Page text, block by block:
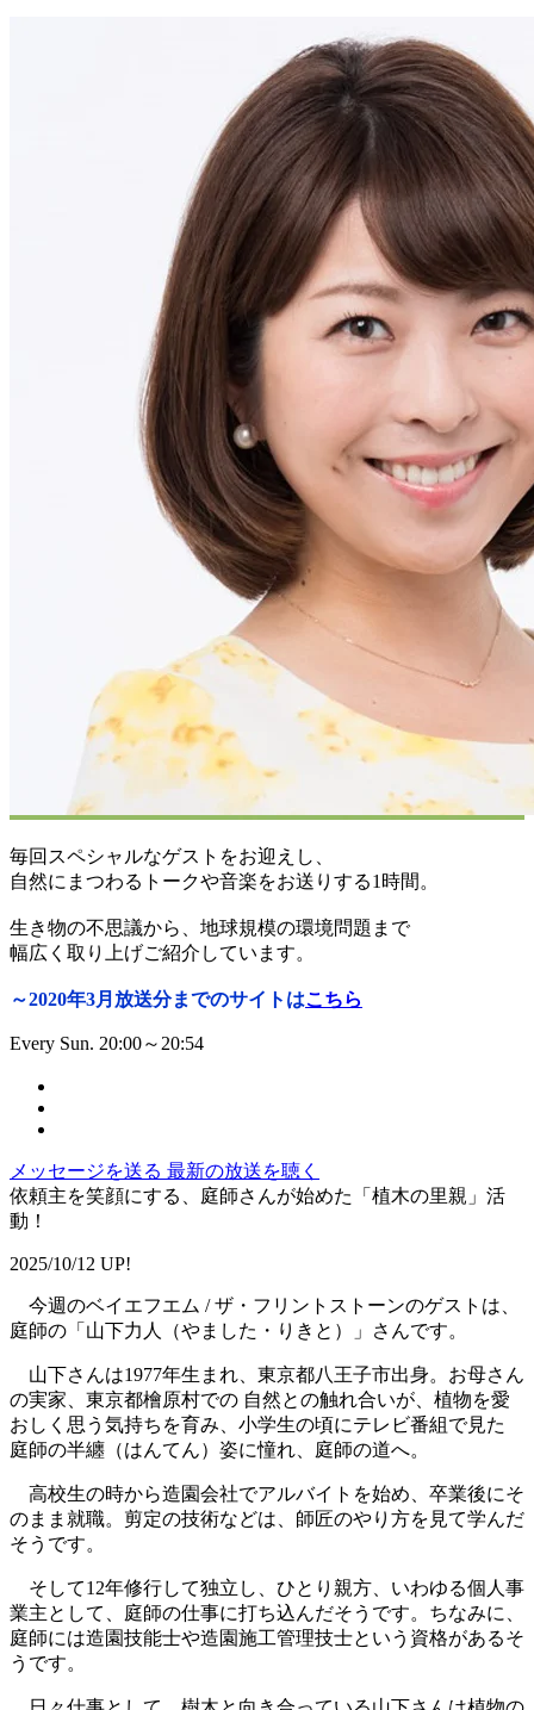
毎回スペシャルなゲストをお迎えし、
自然にまつわるトークや音楽をお送りする1時間。
生き物の不思議から、地球規模の環境問題まで
幅広く取り上げご紹介しています。
～2020年3月放送分までのサイトはこちら
Every Sun. 20:00～20:54
メッセージを送る 最新の放送を聴く
依頼主を笑顔にする、庭師さんが始めた「植木の里親」活
動！
2025/10/12 UP!
今週のベイエフエム / ザ・フリントストーンのゲストは、
庭師の「山下力人（やました・りきと）」さんです。
山下さんは1977年生まれ、東京都八王子市出身。お母さん
の実家、東京都檜原村での 自然との触れ合いが、植物を愛
おしく思う気持ちを育み、小学生の頃にテレビ番組で見た
庭師の半纏（はんてん）姿に憧れ、庭師の道へ。
高校生の時から造園会社でアルバイトを始め、卒業後にそ
のまま就職。剪定の技術などは、師匠のやり方を見て学んだ
そうです。
そして12年修行して独立し、ひとり親方、いわゆる個人事
業主として、庭師の仕事に打ち込んだそうです。ちなみに、
庭師には造園技能士や造園施工管理技士という資格があるそ
うです。